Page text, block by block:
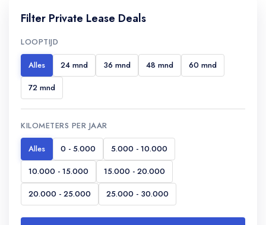
Filter Private Lease Deals
LOOPTIJD
Alles 24 mnd 36 mnd 48 mnd
60 mnd
72 mnd
KILOMETERS PER JAAR
Alles 0 - 5.000
5.000 - 10.000
10.000 - 15.000
15.000 - 20.000
20.000 - 25.000
25.000 - 30.000